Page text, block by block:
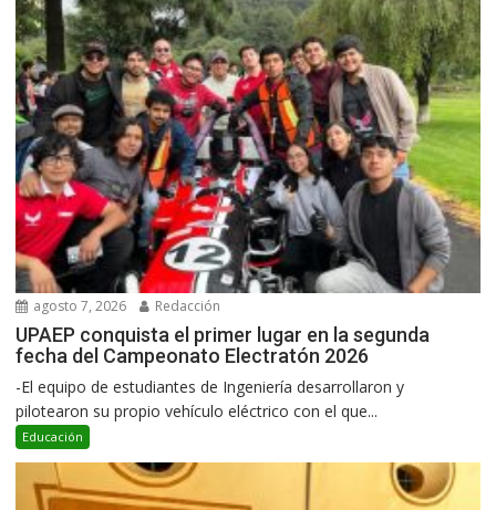
agosto 7, 2026 Redacción
UPAEP conquista el primer lugar en la segunda
fecha del Campeonato Electratón 2026
-El equipo de estudiantes de Ingeniería desarrollaron y
pilotearon su propio vehículo eléctrico con el que...
Educación